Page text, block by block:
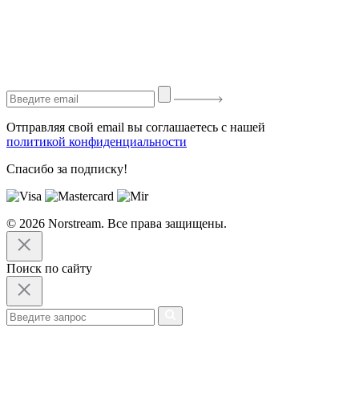
Отправляя свой email вы соглашаетесь с нашей
политикой конфиденциальности
Спасибо за подписку!
© 2026 Norstream. Все права защищены.
Поиск по сайту